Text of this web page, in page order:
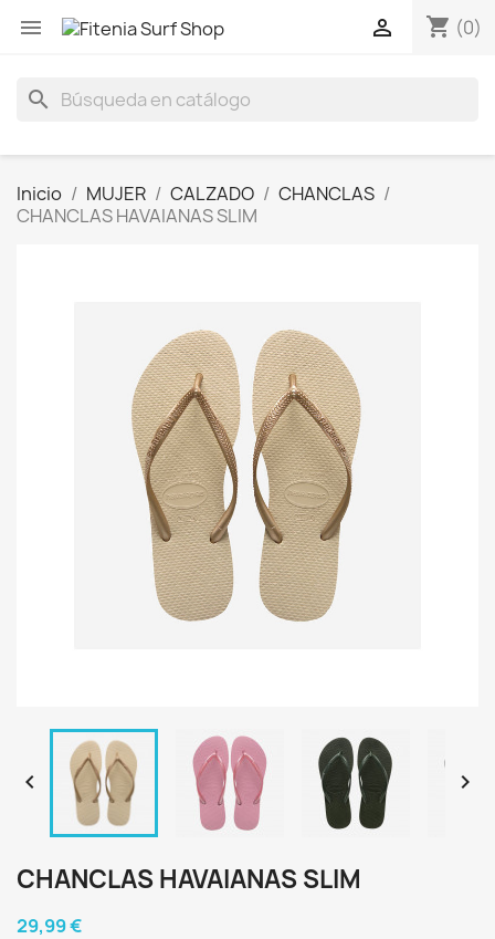
 shopping_cart (0)

search
Inicio MUJER CALZADO
CHANCLAS
CHANCLAS HAVAIANAS SLIM
 
CHANCLAS HAVAIANAS SLIM
29,99 €